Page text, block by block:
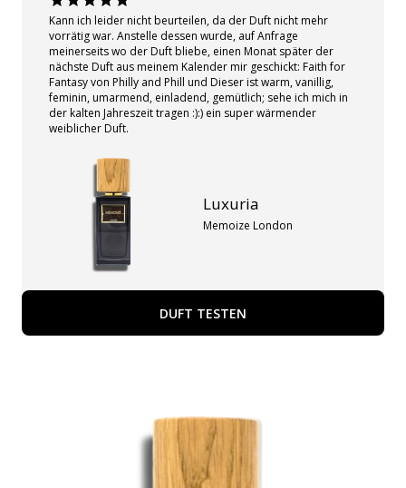
Kann ich leider nicht beurteilen, da der Duft nicht mehr
vorrätig war. Anstelle dessen wurde, auf Anfrage
meinerseits wo der Duft bliebe, einen Monat später der
nächste Duft aus meinem Kalender mir geschickt: Faith for
Fantasy von Philly and Phill und Dieser ist warm, vanillig,
feminin, umarmend, einladend, gemütlich; sehe ich mich in
der kalten Jahreszeit tragen :):) ein super wärmender
weiblicher Duft.
Luxuria
Memoize London
DUFT TESTEN